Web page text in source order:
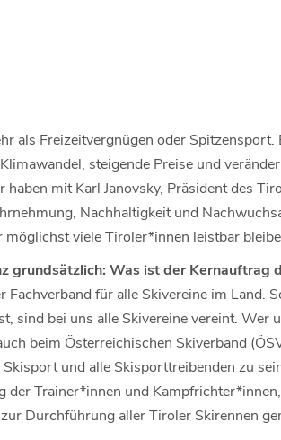
als Freizeitvergnügen oder
steigende Preise und
mit Karl Janovsky, Präsident des
Nachhaltigkeit und
viele Tiroler*innen leistbar
grundsätzlich: Was ist der Kernauftrag
Fachverband für alle Skivereine im Land.
sind bei uns alle Skivereine vereint.
beim Österreichischen Skiverband
und alle Skisporttreibenden zu
der Trainer*innen und
Durchführung aller Tiroler Skirennen